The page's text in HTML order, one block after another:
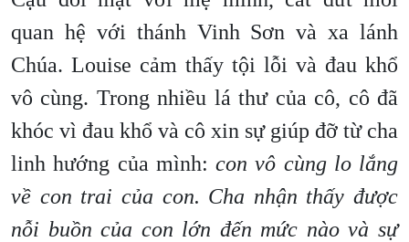
quan hệ với thánh Vinh Sơn và xa lánh
Chúa. Louise cảm thấy tội lỗi và đau khổ
vô cùng. Trong nhiều lá thư của cô, cô đã
khóc vì đau khổ và cô xin sự giúp đỡ từ cha
linh hướng của mình: con vô cùng lo lắng
về con trai của con. Cha nhận thấy được
nỗi buồn của con lớn đến mức nào và sự